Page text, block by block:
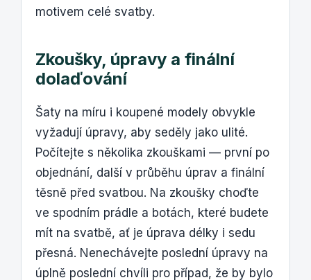
motivem celé svatby.
Zkoušky, úpravy a finální
dolaďování
Šaty na míru i koupené modely obvykle
vyžadují úpravy, aby seděly jako ulité.
Počítejte s několika zkouškami — první po
objednání, další v průběhu úprav a finální
těsně před svatbou. Na zkoušky choďte
ve spodním prádle a botách, které budete
mít na svatbě, ať je úprava délky i sedu
přesná. Nenechávejte poslední úpravy na
úplně poslední chvíli pro případ, že by bylo